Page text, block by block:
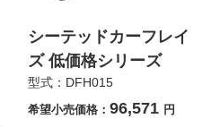
シーテッドカーフレイ
ズ 低価格シリーズ
型式：DFH015
希望小売価格： 96,571 円